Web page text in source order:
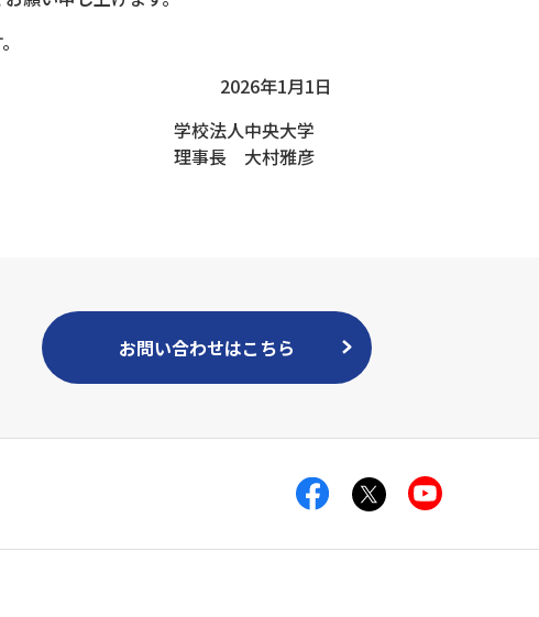
2026年1月1日
学校法人中央大学
理事長 大村雅彦
お問い合わせはこちら